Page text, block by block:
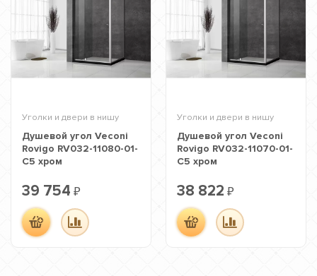
Уголки и двери в нишу
Душевой угол Veconi
Rovigo RV032-11080-01-
C5 хром
39 754 ₽
Уголки и двери в нишу
Душевой угол Veconi
Rovigo RV032-11070-01-
C5 хром
38 822 ₽